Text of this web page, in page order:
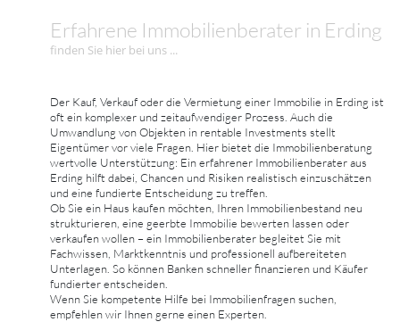
Erfahrene Immobilienberater in Erding
finden Sie hier bei uns ...
Der Kauf, Verkauf oder die Vermietung einer Immobilie in Erding ist
oft ein komplexer und zeitaufwendiger Prozess. Auch die
Umwandlung von Objekten in rentable Investments stellt
Eigentümer vor viele Fragen. Hier bietet die Immobilienberatung
wertvolle Unterstützung: Ein erfahrener Immobilienberater aus
Erding hilft dabei, Chancen und Risiken realistisch einzuschätzen
und eine fundierte Entscheidung zu treffen.
Ob Sie ein Haus kaufen möchten, Ihren Immobilienbestand neu
strukturieren, eine geerbte Immobilie bewerten lassen oder
verkaufen wollen – ein Immobilienberater begleitet Sie mit
Fachwissen, Marktkenntnis und professionell aufbereiteten
Unterlagen. So können Banken schneller finanzieren und Käufer
fundierter entscheiden.
Wenn Sie kompetente Hilfe bei Immobilienfragen suchen,
empfehlen wir Ihnen gerne einen Experten.